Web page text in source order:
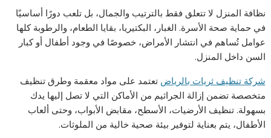
نظافة المنزل لا تتعلق فقط بالترتيب والجمال، بل تلعب دورًا أساسيًا
في حماية صحة الأسرة. الغبار، البكتيريا، بقايا الطعام، والرطوبة كلها
عوامل تُساهم في انتشار الأمراض، خصوصًا في وجود أطفال أو كبار
السن داخل المنزل.
شركة تنظيف ثريات بالرياض تعتمد على مواد معقمة وطرق تنظيف
متخصصة تضمن إزالة الجراثيم من الأماكن التي لا تصل إليها يدك
بسهولة. تنظيف الأرضيات، الأسطح، مقابض الأبواب، وحتى ألعاب
الأطفال، يتم بعناية لتوفير بيئة صحية خالية من الملوثات.